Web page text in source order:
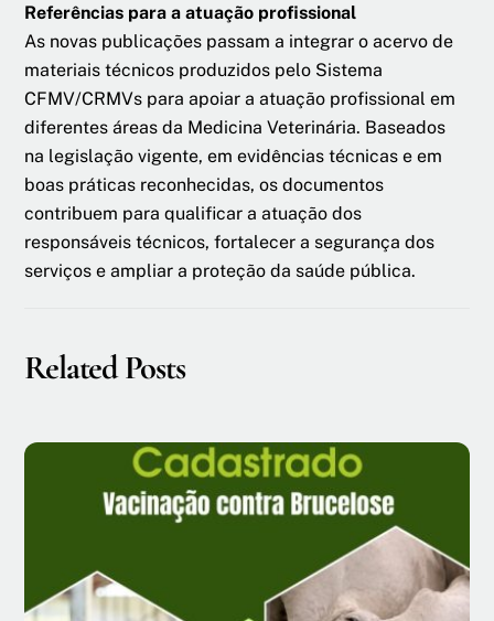
Referências para a atuação profissional
As novas publicações passam a integrar o acervo de
materiais técnicos produzidos pelo Sistema
CFMV/CRMVs para apoiar a atuação profissional em
diferentes áreas da Medicina Veterinária. Baseados
na legislação vigente, em evidências técnicas e em
boas práticas reconhecidas, os documentos
contribuem para qualificar a atuação dos
responsáveis técnicos, fortalecer a segurança dos
serviços e ampliar a proteção da saúde pública.
Related Posts